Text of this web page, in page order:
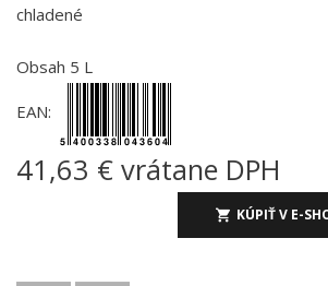
chladené
Obsah 5 L
EAN:
41,63 € vrátane DPH
KÚPIŤ V E-